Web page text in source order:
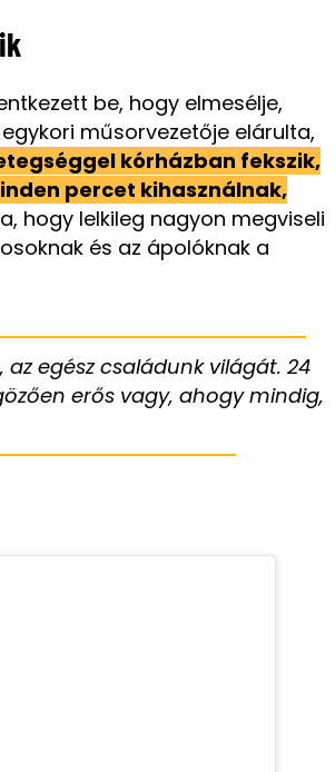
be, hogy elmesélje,
műsorvezetője elárulta,
kórházban fekszik,
percet kihasználnak,
hogy lelkileg nagyon megviseli
és az ápolóknak a
egész családunk világát. 24
erős vagy, ahogy mindig,